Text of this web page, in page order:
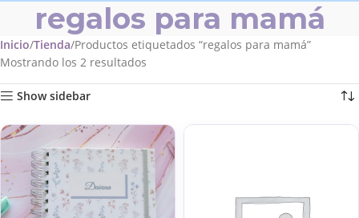
regalos para mamá
Inicio Tienda Productos etiquetados “regalos para mamá”
Mostrando los 2 resultados
Show sidebar